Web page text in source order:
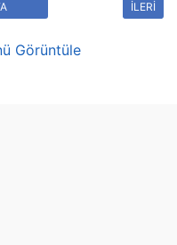
İLERİ
Görüntüle